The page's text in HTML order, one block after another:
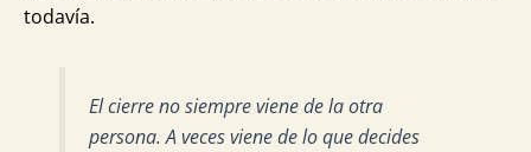
todavía.
El cierre no siempre viene de la otra
persona. A veces viene de lo que decides